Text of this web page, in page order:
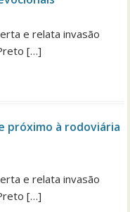
e relata invasão
[…]
próximo à rodoviária
e relata invasão
[…]